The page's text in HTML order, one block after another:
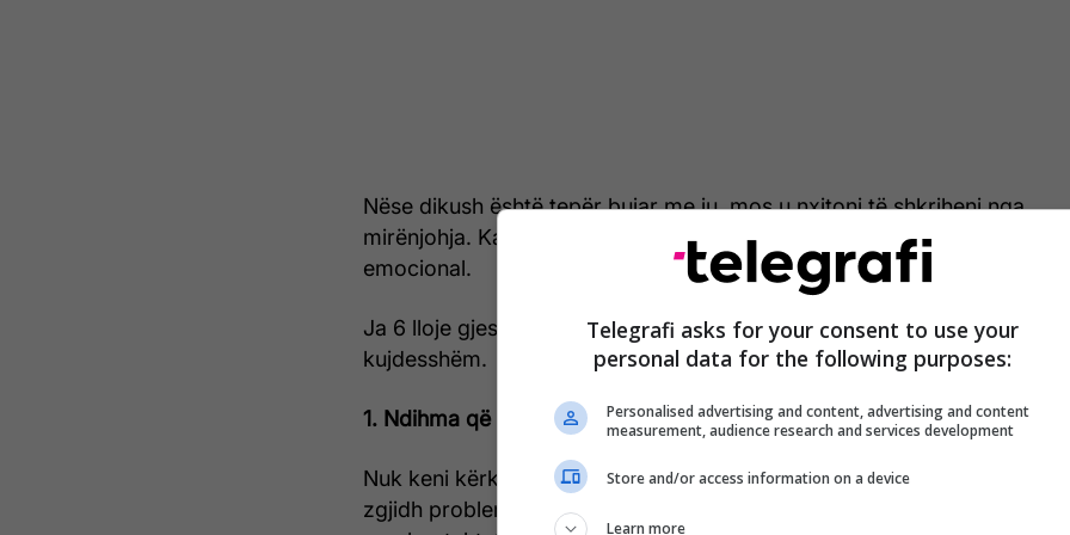
Nëse dikush është tepër bujar me ju, mos u nxitoni të shkriheni nga
mirënjohja. Ka mundësi që, pas asaj mirësie, të fshihet një kurth
emocional.
Ja 6 lloje gjestesh “të mira” ndaj të cilave duhet të jeni veçanërisht të
kujdesshëm.
1. Ndihma që nuk e keni kërkuar, “me qëllimet më të mira”
Nuk keni kërkuar ndihmë, por dikush vjen, vendos rregullin e vet,
zgjidh problemin në vendin tuaj ose kontribuon me kohën, paratë
Telegrafi asks for your consent to use your
personal data for the following purposes:
Personalised advertising and content, advertising and content
measurement, audience research and services development
Store and/or access information on a device
Learn more